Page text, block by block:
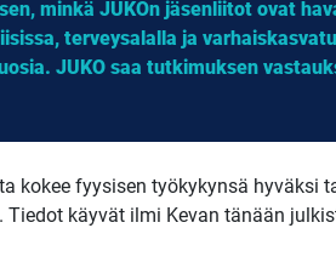
minkä JUKOn jäsenliitot ovat
terveysalalla ja
JUKO saa tutkimuksen
kokee fyysisen työkykynsä hyväksi
Tiedot käyvät ilmi Kevan tänään